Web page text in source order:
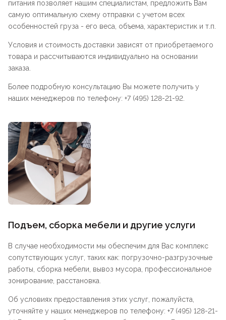
питания позволяет нашим специалистам, предложить Вам
самую оптимальную схему отправки с учетом всех
особенностей груза - его веса, объема, характеристик и т.п.
Условия и стоимость доставки зависят от приобретаемого
товара и рассчитываются индивидуально на основании
заказа.
Более подробную консультацию Вы можете получить у
наших менеджеров по телефону: +7 (495) 128-21-92.
Подъем, сборка мебели и другие услуги
В случае необходимости мы обеспечим для Вас комплекс
сопутствующих услуг, таких как: погрузочно-разгрузочные
работы, сборка мебели, вывоз мусора, профессиональное
зонирование, расстановка.
Об условиях предоставления этих услуг, пожалуйста,
уточняйте у наших менеджеров по телефону: +7 (495) 128-21-